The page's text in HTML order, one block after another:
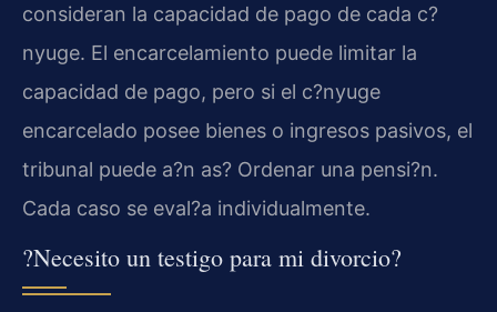
consideran la capacidad de pago de cada c?
nyuge. El encarcelamiento puede limitar la
capacidad de pago, pero si el c?nyuge
encarcelado posee bienes o ingresos pasivos, el
tribunal puede a?n as? Ordenar una pensi?n.
Cada caso se eval?a individualmente.
?Necesito un testigo para mi divorcio?